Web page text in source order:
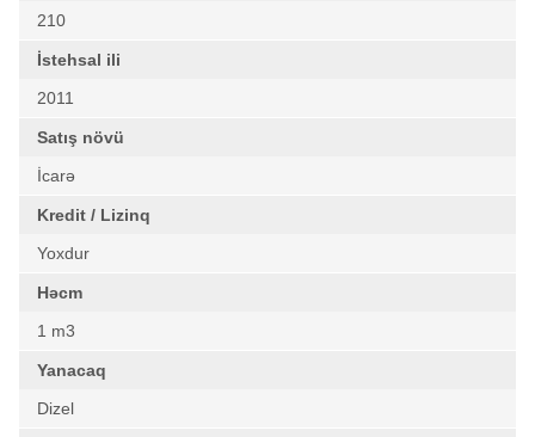
210
İstehsal ili
2011
Satış növü
İcarə
Kredit / Lizinq
Yoxdur
Həcm
1 m3
Yanacaq
Dizel